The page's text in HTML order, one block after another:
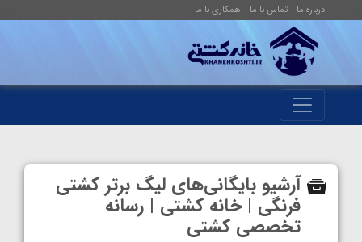
درباره ما تماس با ما همکاری با ما
آرشیو بایگانی‌های لیگ برتر کشتی
فرنگی | خانه کشتی | رسانه
تخصصی کشتی